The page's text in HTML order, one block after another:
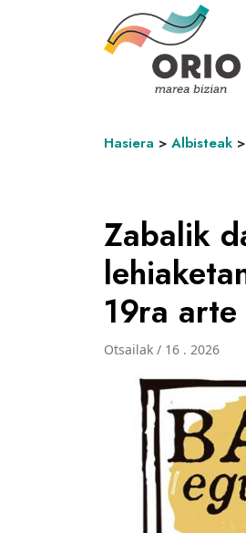
Hasiera > Albisteak >
Zabalik
19ra arte
Otsailak / 16 . 2026